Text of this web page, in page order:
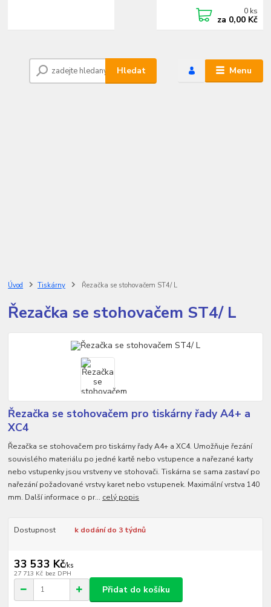
Menu
Hledat
0 ks
za 0,00 Kč
Úvod Tiskárny Řezačka se stohovačem ST4/ L
Řezačka se stohovačem ST4/ L
Řezačka se stohovačem pro tiskárny řady A4+ a
XC4
Řezačka se stohovačem pro tiskárny řady A4+ a XC4. Umožňuje řezání
souvislého materiálu po jedné kartě nebo vstupence a nařezané karty
nebo vstupenky jsou vrstveny ve stohovači. Tiskárna se sama zastaví po
nařezání požadované vrstvy karet nebo vstupenek. Maximální vrstva 140
mm. Další informace o pr... celý popis
Dostupnost k dodání do 3 týdnů
33 533 Kč/ks
27 713 Kč bez DPH
Přidat do košíku